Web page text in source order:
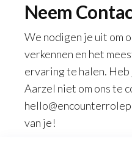
Neem
We nodigen je uit om
verkennen en het
ervaring te halen.
Aarzel niet om ons te
van je!